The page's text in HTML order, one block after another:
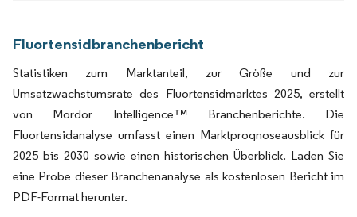
Fluortensidbranchenbericht
Statistiken zum Marktanteil, zur Größe und zur
Umsatzwachstumsrate des Fluortensidmarktes 2025, erstellt
von Mordor Intelligence™ Branchenberichte. Die
Fluortensidanalyse umfasst einen Marktprognoseausblick für
2025 bis 2030 sowie einen historischen Überblick. Laden Sie
eine Probe dieser Branchenanalyse als kostenlosen Bericht im
PDF-Format herunter.